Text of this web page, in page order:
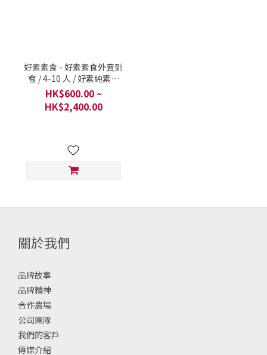
好素素食 - 好素素食外賣到
會 / 4-10 人 / 好素純素餐
廳 / 套餐 3-8千克 (*大約)
HK$600.00 ~
HK$2,400.00
關於我們
品牌故事
品牌精神
合作農場
公司團隊
我們的客戶
傳媒介紹